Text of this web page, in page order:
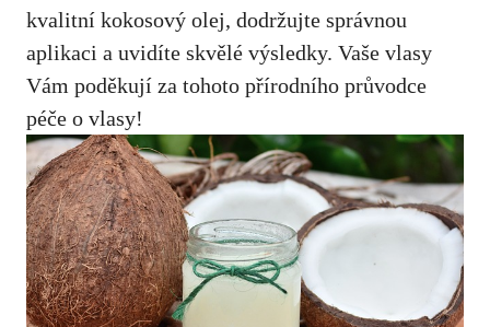
kvalitní kokosový olej, dodržujte správnou
aplikaci a uvidíte skvělé výsledky. Vaše vlasy
Vám poděkují za tohoto přírodního průvodce
péče o vlasy!